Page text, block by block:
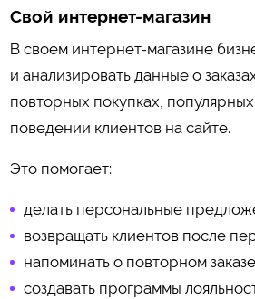
Свой интернет-магазин
В своем интернет-магазине
и анализировать данные о
повторных покупках,
поведении клиентов на сайте.
Это помогает:
делать персональные
возвращать клиентов после
напоминать о повторном
создавать программы